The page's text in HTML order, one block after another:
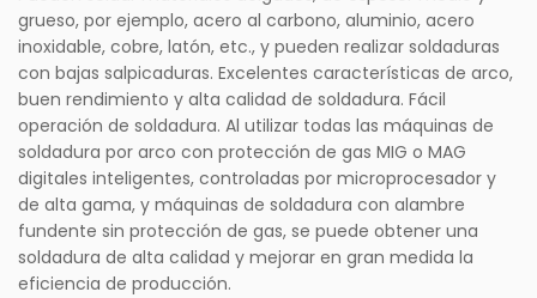
grueso, por ejemplo, acero al carbono, aluminio, acero
inoxidable, cobre, latón, etc., y pueden realizar soldaduras
con bajas salpicaduras. Excelentes características de arco,
buen rendimiento y alta calidad de soldadura. Fácil
operación de soldadura. Al utilizar todas las máquinas de
soldadura por arco con protección de gas MIG o MAG
digitales inteligentes, controladas por microprocesador y
de alta gama, y ​​máquinas de soldadura con alambre
fundente sin protección de gas, se puede obtener una
soldadura de alta calidad y mejorar en gran medida la
eficiencia de producción.